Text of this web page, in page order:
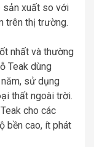
sản xuất so với
trên thị trường.
nhất và thường
Teak dùng
sử dụng
thất ngoài trời.
cho các
bền cao, ít phát